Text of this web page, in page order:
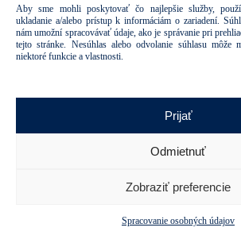
Aby sme mohli poskytovať čo najlepšie služby,
ukladanie a/alebo prístup k informáciám o zariadení.
nám umožní spracovávať údaje, ako je správanie pri
tejto stránke. Nesúhlas alebo odvolanie súhlasu môže
niektoré funkcie a vlastnosti.
Prijať
Odmietnuť
Zobraziť preferencie
Spracovanie osobných údajov
Vyberte súbor
Tieto stránky sú chránené reCAPTCHA a